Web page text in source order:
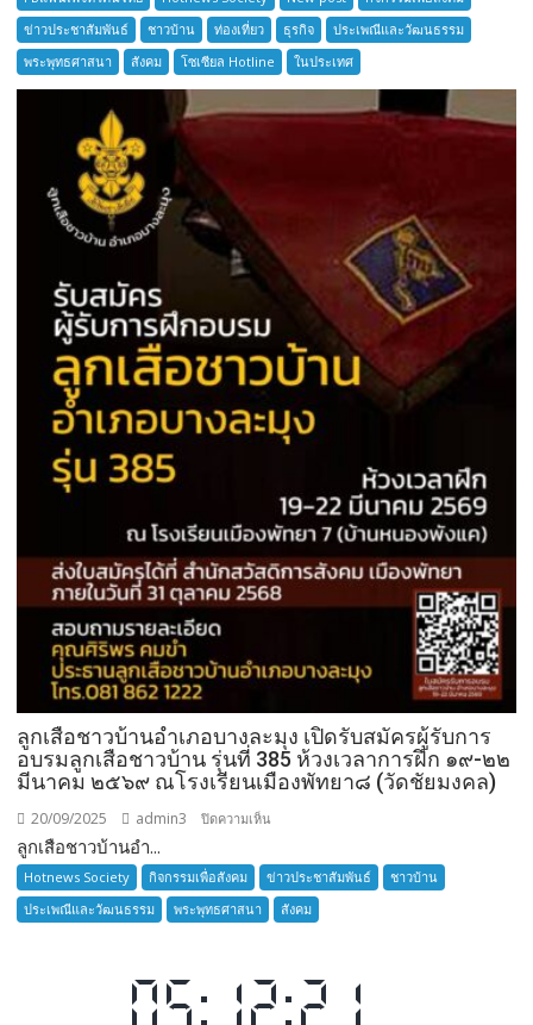
ตำนาน
เมือง
โบราณ
สมุทรปราการ
ข่าวประชาสัมพันธ์
ชาวบ้าน ท่องเที่ยว ธุรกิจ
ประเพณีและวัฒนธรรม
พระพุทธศาสนา
สังคม โซเซียล Hotline ในประเทศ
ลูกเสือชาวบ้านอำเภอบางละมุง เปิดรับสมัครผู้รับการ
อบรมลูกเสือชาวบ้าน รุ่นที่ 385 ห้วงเวลาการฝึก ๑๙-๒๒
มีนาคม ๒๕๖๙ ณโรงเรียนเมืองพัทยา๘ (วัดชัยมงคล)
20/09/2025 admin3 ปิดความเห็น
เสือ
ชาว
บ้าน
เปิด
ลูกเสือชาวบ้านอำ...
Hotnews Society กิจกรรมเพื่อสังคม ข่าวประชาสัมพันธ์
ชาวบ้าน
ประเพณีและวัฒนธรรม
พระพุทธศาสนา สังคม